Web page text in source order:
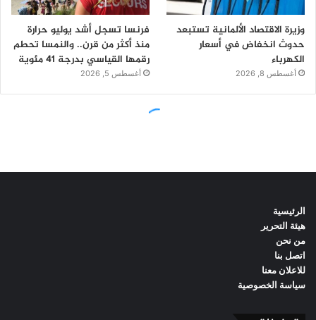
الرئيسية
هيئة التحرير
من نحن
اتصل بنا
للاعلان معنا
سياسة الخصوصية